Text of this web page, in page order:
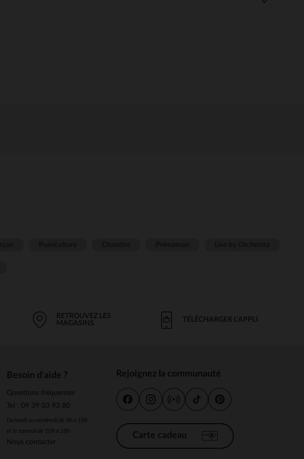
RETROUVEZ LES
MAGASINS
TÉLÉCHARGER L'APPLI
Besoin d'aide ?
Questions fréquentes
Tel : 09 39 03 93 80
Du lundi au vendredi de 9h à 18h
et le samedi de 10h à 18h
Nous contacter
Rejoignez la communauté
Carte cadeau